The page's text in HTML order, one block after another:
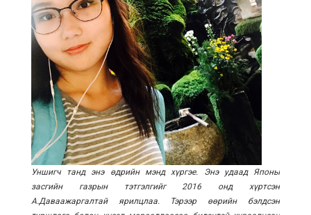
Уншигч танд энэ өдрийн мэнд хүргэе. Энэ удаад Японы
засгийн газрын тэтгэлгийг 2016 онд хүртсэн
А.Даваажаргалтай ярилцлаа. Тэрээр өөрийн бэлдсэн